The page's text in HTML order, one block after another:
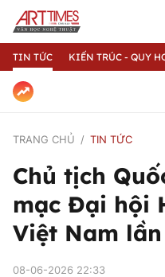
TIN TỨC KIẾN TRÚC - QUY
TRANG CHỦ TIN TỨC
Chủ tịch
mạc Đại hội
Việt Nam
08-06-2026 22:33